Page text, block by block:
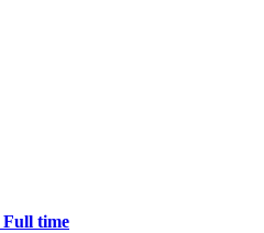
Full time